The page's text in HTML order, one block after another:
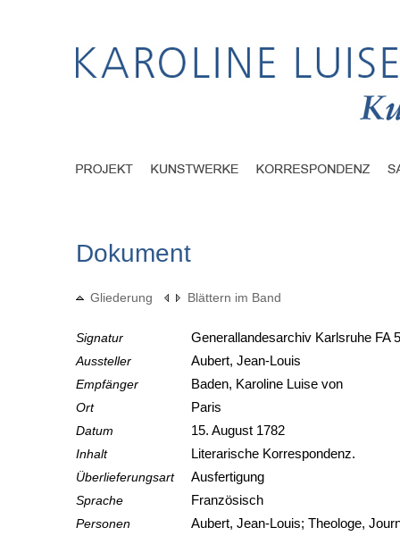
Dokument
Gliederung Blättern im Band
Signatur
Generallandesarchiv Karlsruhe FA
Aussteller
Aubert, Jean-Louis
Empfänger
Baden, Karoline Luise von
Ort
Paris
Datum
15. August 1782
Inhalt
Literarische Korrespondenz.
Überlieferungsart
Ausfertigung
Sprache
Französisch
Personen
Aubert, Jean-Louis; Theologe,